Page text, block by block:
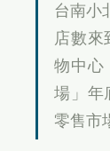
台南小
店數來
物中心
場」年
零售市